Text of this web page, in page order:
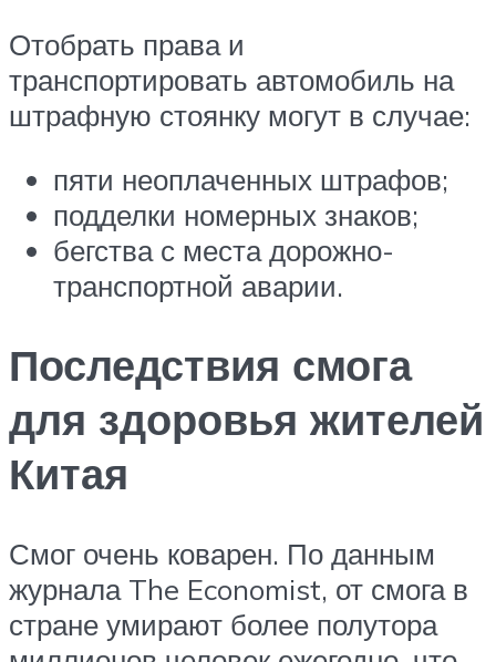
Отобрать права и
транспортировать автомобиль на
штрафную стоянку могут в случае:
пяти неоплаченных штрафов;
подделки номерных знаков;
бегства с места дорожно-
транспортной аварии.
Последствия смога
для здоровья жителей
Китая
Смог очень коварен. По данным
журнала The Economist, от смога в
стране умирают более полутора